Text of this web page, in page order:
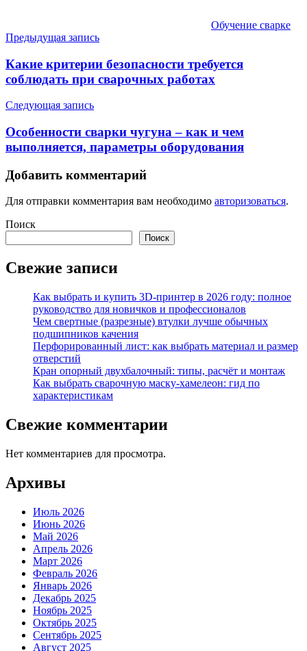
Обучение сварке
Навигация
по
записям
Предыдущая запись
Какие критерии безопасности требуется
соблюдать при сварочных работах
Следующая запись
Особенности сварки чугуна – как и чем
выполняется, параметры оборудования
Добавить комментарий
Для отправки комментария вам необходимо авторизоваться.
Поиск
Поиск
Свежие записи
Как выбрать и купить 3D-принтер в 2026 году: полное
руководство для новичков и профессионалов
Чем свертные (разрезные) втулки лучше обычных
подшипников качения
Перфорированный лист: как выбрать материал и размер
отверстий
Кран опорный двухбалочный: типы, расчёт и монтаж
Как выбрать сварочную маску-хамелеон: гид по
характеристикам
Свежие комментарии
Нет комментариев для просмотра.
Архивы
Июль 2026
Июнь 2026
Май 2026
Апрель 2026
Март 2026
Февраль 2026
Январь 2026
Декабрь 2025
Ноябрь 2025
Октябрь 2025
Сентябрь 2025
Август 2025